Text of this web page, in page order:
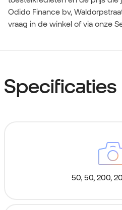
Odido Finance bv,
vraag in de winkel of via onze
Specificaties
50, 50, 200,